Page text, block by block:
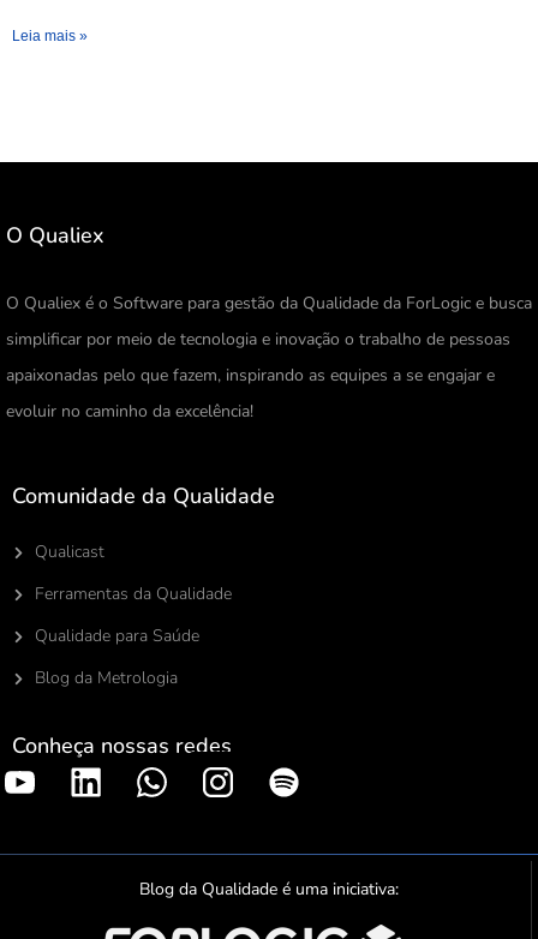
Leia mais »
O Qualiex
O Qualiex é o Software para gestão da Qualidade da ForLogic e busca
simplificar por meio de tecnologia e inovação o trabalho de pessoas
apaixonadas pelo que fazem, inspirando as equipes a se engajar e
evoluir no caminho da excelência!
Comunidade da Qualidade
Qualicast
Ferramentas da Qualidade
Qualidade para Saúde
Blog da Metrologia
Conheça nossas redes
S
o
t
i
Blog da Qualidade é uma iniciativa: